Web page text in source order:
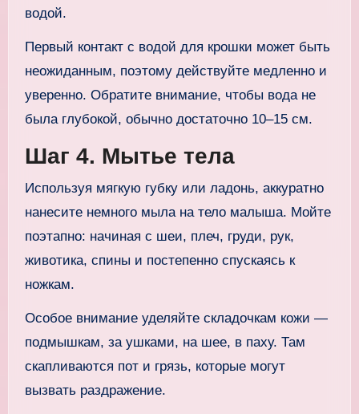
водой.
Первый контакт с водой для крошки может быть
неожиданным, поэтому действуйте медленно и
уверенно. Обратите внимание, чтобы вода не
была глубокой, обычно достаточно 10–15 см.
Шаг 4. Мытье тела
Используя мягкую губку или ладонь, аккуратно
нанесите немного мыла на тело малыша. Мойте
поэтапно: начиная с шеи, плеч, груди, рук,
животика, спины и постепенно спускаясь к
ножкам.
Особое внимание уделяйте складочкам кожи —
подмышкам, за ушками, на шее, в паху. Там
скапливаются пот и грязь, которые могут
вызвать раздражение.